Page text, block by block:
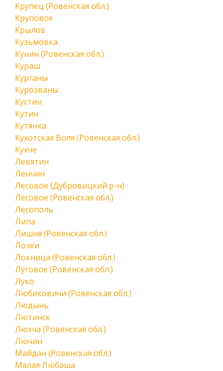
Крупец (Ровенская обл.)
Круповое
Крылов
Кузьмовка
Кунин (Ровенская обл.)
Кураш
Курганы
Курозваны
Кустин
Кутин
Кутянка
Кухотская Воля (Ровенская обл.)
Кухче
Левятин
Ленчин
Лесовое (Дубровицкий р-н)
Лесовое (Ровенская обл.)
Лесополь
Липа
Лишня (Ровенская обл.)
Лозки
Локница (Ровенская обл.)
Луговое (Ровенская обл.)
Луко
Любиковичи (Ровенская обл.)
Людынь
Лютинск
Люхча (Ровенская обл.)
Лючин
Майдан (Ровенская обл.)
Малая Любаша